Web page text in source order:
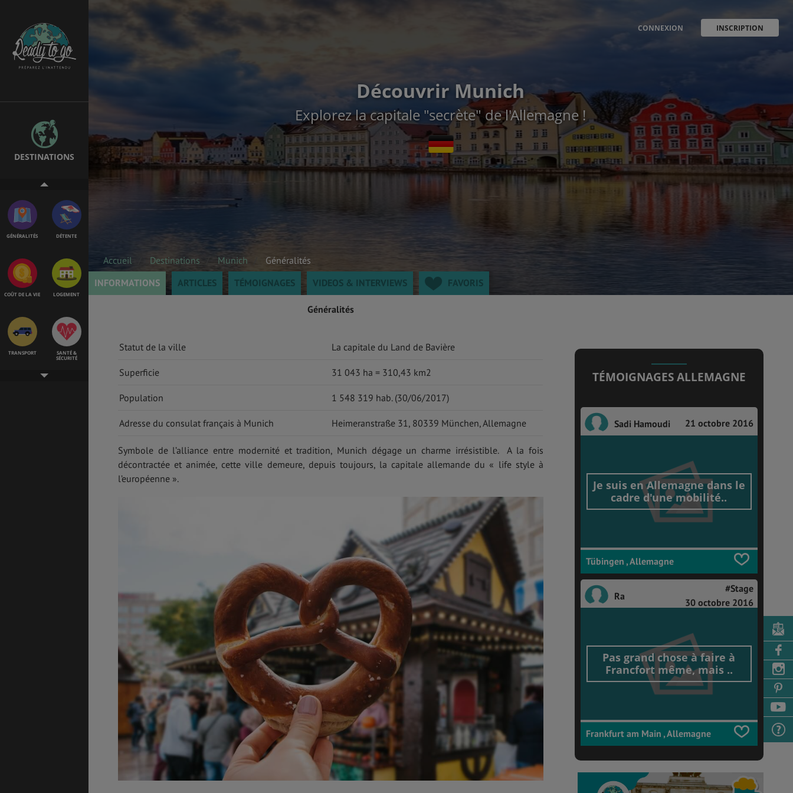
DESTINATIONS
ÉTUDES
EMPLOIS &
STAGES
GÉNÉRALITÉS DÉTENTE
COÛT DE LA VIE LOGEMENT
TRANSPORT
SANTÉ &
SÉCURITÉ
CONNEXION INSCRIPTION
Découvrir Munich
Explorez la capitale "secrète" de l'Allemagne !
Accueil Destinations Munich
Généralités
INFORMATIONS
ARTICLES TÉMOIGNAGES VIDEOS & INTERVIEWS FAVORIS
Généralités
Statut de la ville La capitale du Land de Bavière
Superficie 31 043 ha = 310,43 km2
Population 1 548 319 hab. (30/06/2017)
Adresse du consulat français à Munich Heimeranstraße 31, 80339 München, Allemagne
Symbole de l’alliance entre modernité et tradition, Munich dégage un charme irrésistible. A la fois
décontractée et animée, cette ville demeure, depuis toujours, la capitale allemande du « life style à
l’européenne ».
TÉMOIGNAGES ALLEMAGNE
Sadi Hamoudi 21 octobre 2016
Je suis en Allemagne dans le
cadre d'une mobilité..
Tübingen , Allemagne
Ra
#Stage
30 octobre 2016
Pas grand chose à faire à
Francfort même, mais ..
Frankfurt am Main , Allemagne